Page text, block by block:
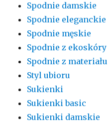
Spodnie damskie
Spodnie eleganckie
Spodnie męskie
Spodnie z ekoskóry
Spodnie z materiału
Styl ubioru
Sukienki
Sukienki basic
Sukienki damskie